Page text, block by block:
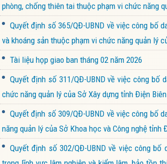
phòng, chống thiên tai thuộc phạm vi chức năng
Quyết định số 365/QĐ-UBND về việc công bố
và khoáng sản thuộc phạm vi chức năng quản lý
Tài liệu họp giao ban tháng 02 năm 2026
Quyết định số 311/QĐ-UBND về việc công
chức năng quản lý của Sở Xây dựng tỉnh Điện Biên
Quyết định số 309/QĐ-UBND về việc công bố
năng quản lý của Sở Khoa học và Công nghệ tỉnh
Quyết định số 302/QĐ-UBND về việc công